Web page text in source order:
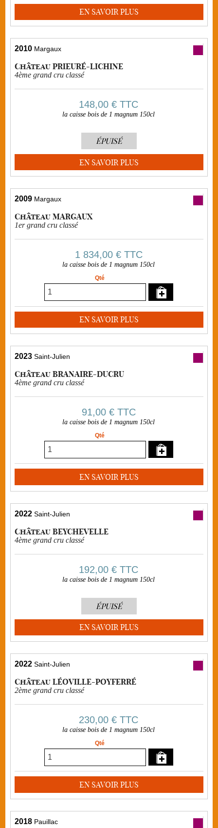
EN SAVOIR PLUS
2010 Margaux
Château PRIEURÉ-LICHINE
4ème grand cru classé
148,00 € TTC
la caisse bois de 1 magnum 150cl
ÉPUISÉ
EN SAVOIR PLUS
2009 Margaux
Château MARGAUX
1er grand cru classé
1 834,00 €TTC
la caisse bois de 1 magnum 150cl
Qté
EN SAVOIR PLUS
2023 Saint-Julien
Château BRANAIRE-DUCRU
4ème grand cru classé
91,00 €TTC
la caisse bois de 1 magnum 150cl
Qté
EN SAVOIR PLUS
2022 Saint-Julien
Château BEYCHEVELLE
4ème grand cru classé
192,00 € TTC
la caisse bois de 1 magnum 150cl
ÉPUISÉ
EN SAVOIR PLUS
2022 Saint-Julien
Château LÉOVILLE-POYFERRÉ
2ème grand cru classé
230,00 € TTC
la caisse bois de 1 magnum 150cl
Qté
EN SAVOIR PLUS
2018 Pauillac